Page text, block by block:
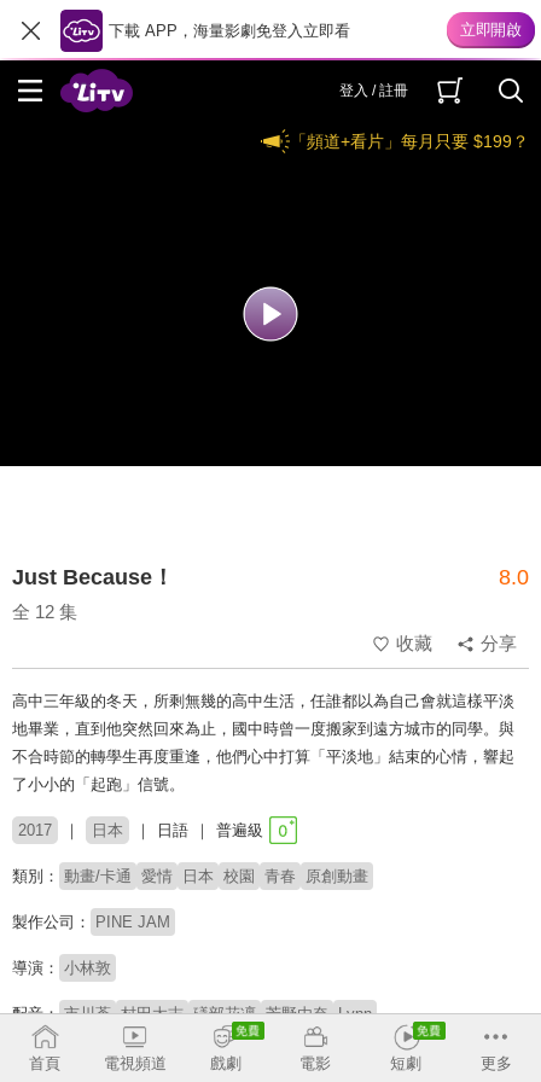
下載 APP，海量影劇免登入立即看
登入 / 註冊
「頻道+看片」每月只要 $199？
Just Because！ 8.0
全 12 集
收藏
分享
高中三年級的冬天，所剩無幾的高中生活，任誰都以為自己會就這樣平淡
地畢業，直到他突然回來為止，國中時曾一度搬家到遠方城市的同學。與
不合時節的轉學生再度重逢，他們心中打算「平淡地」結束的心情，響起
了小小的「起跑」信號。
2017 日本 日語 普遍級
類別： 動畫/卡通 愛情 日本 校園 青春 原創動畫
製作公司： PINE JAM
導演： 小林敦
配音： 市川蒼 村田太志 礒部花凜 芳野由奈 Lynn
原著： 鴨志田一
首頁 電視頻道 戲劇 電影 短劇 更多